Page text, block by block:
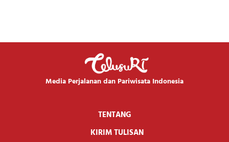
Media Perjalanan dan Pariwisata Indonesia
TENTANG
KIRIM TULISAN